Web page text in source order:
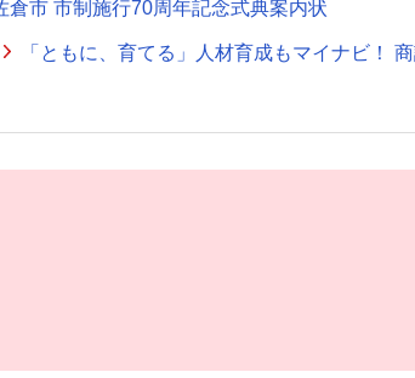
倉市 市制施行70周年記念式典案内状
「ともに、育てる」人材育成もマイナビ！